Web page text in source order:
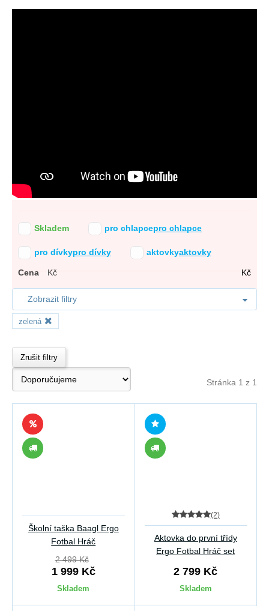
Skladem pro chlapcepro chlapce
pro dívkypro dívky aktovkyaktovky
Cena Kč Kč
Zobrazit filtry
zelená
Zrušit filtry
Stránka 1 z 1
Školní taška Baagl Ergo
Fotbal Hráč
2 499 Kč
1 999 Kč
Skladem
(2)
Aktovka do první třídy
Ergo Fotbal Hráč set
2 799 Kč
Skladem